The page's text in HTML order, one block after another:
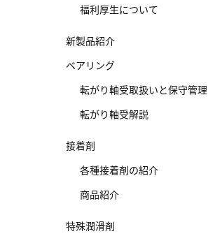
福利厚生について
新製品紹介
ベアリング
転がり軸受取扱いと保守管理
転がり軸受解説
接着剤
各種接着剤の紹介
商品紹介
特殊潤滑剤